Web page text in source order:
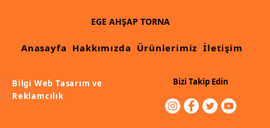
Ahşap Korniş Modelleri
Havalı ve Estetik Dekoratif Ürün İmalatı, Modelleri
EGE AHŞAP TORNA
Anasayfa Hakkımızda Ürünlerimiz İletişim
Bilgi Web Tasarım ve
Reklamcılık
Bizi Takip Edin